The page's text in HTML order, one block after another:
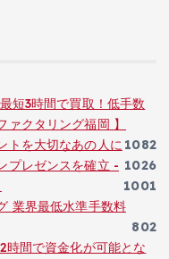
短3時間で買取！低手数
クタリング福岡 】
1082
トを大切なあの人に
1026
プレゼンスを確立 -
1001
業界最低水準手数料
802
時間で資金化が可能とな